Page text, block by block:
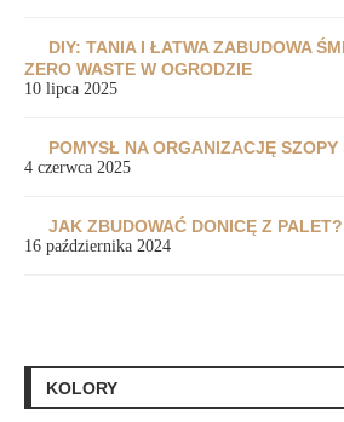
DIY: TANIA I ŁATWA ZABUDOWA
ZERO WASTE W OGRODZIE
10 lipca 2025
POMYSŁ NA ORGANIZACJĘ
4 czerwca 2025
JAK ZBUDOWAĆ DONICĘ Z PALET?
16 października 2024
KOLORY